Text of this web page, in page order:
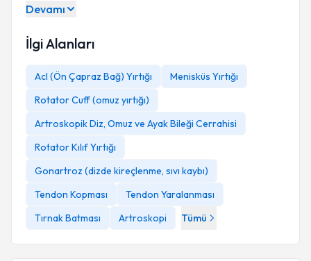
Devamı
İlgi Alanları
Acl (Ön Çapraz Bağ) Yırtığı
Menisküs Yırtığı
Rotator Cuff (omuz yırtığı)
Artroskopik Diz, Omuz ve Ayak Bileği Cerrahisi
Rotator Kılıf Yırtığı
Gonartroz (dizde kireçlenme, sıvı kaybı)
Tendon Kopması
Tendon Yaralanması
Tırnak Batması
Artroskopi Tümü